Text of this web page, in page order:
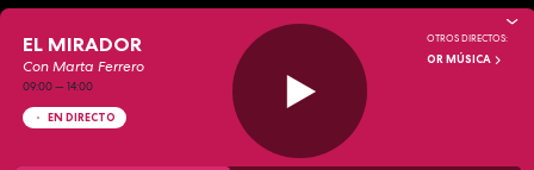
EL MIRADOR
Con Marta Ferrero
09:00—14:00
EN DIRECTO
OTROS DIRECTOS:
OR MÚSICA